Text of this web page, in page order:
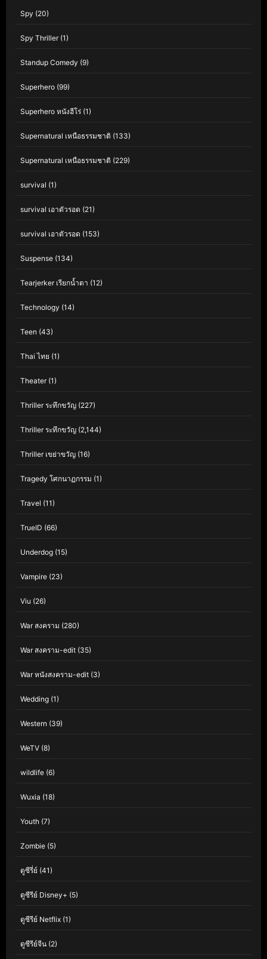
Spy (20)
Spy Thriller(1)
Standup Comedy (9)
Superhero (99)
Superhero หนังฮีโร่ (1)
Supernatural เหนือธรรมชาติ (133)
Supernatural เหนือธรรมชาติ (229)
survival (1)
survival เอาตัวรอด (21)
survival เอาตัวรอด (153)
Suspense (134)
Tearjerker เรียกน้ำตา (12)
Technology (14)
Teen (43)
Thai ไทย (1)
Theater(1)
Thriller ระทึกขวัญ (227)
Thriller ระทึกขวัญ (2,144)
Thriller เขย่าขวัญ (16)
Tragedy โศกนาฏกรรม (1)
Travel (11)
TrueID (66)
Underdog (15)
Vampire (23)
Viu (26)
War สงคราม (280)
War สงคราม-edit (35)
War หนังสงคราม-edit (3)
Wedding (1)
Western (39)
WeTV (8)
wildlife (6)
Wuxia (18)
Youth (7)
Zombie (5)
ดูซีรี่ย์ (41)
ดูซีรีย์ Disney+ (5)
ดูซีรีย์ Netflix (1)
ดูซีรีย์จีน (2)